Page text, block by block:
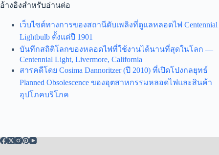
อ้างอิงสำหรับอ่านต่อ
เว็บไซต์ทางการของสถานีดับเพลิงที่ดูแลหลอดไฟ Centennial
Lightbulb ตั้งแต่ปี 1901
บันทึกสถิติโลกของหลอดไฟที่ใช้งานได้นานที่สุดในโลก —
Centennial Light, Livermore, California
สารคดีโดย Cosima Dannoritzer (ปี 2010) ที่เปิดโปงกลยุทธ์
Planned Obsolescence ของอุตสาหกรรมหลอดไฟและสินค้า
อุปโภคบริโภค